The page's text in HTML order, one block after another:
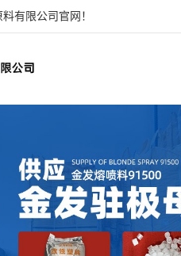
有限公司官网！